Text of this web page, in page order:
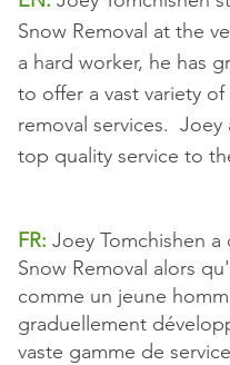
Snow Removal at the
a hard worker, he has
to offer a vast variety
removal services.
top quality service to
FR: Joey Tomchishen
Snow Removal alors
comme un jeune
graduellement
vaste gamme de